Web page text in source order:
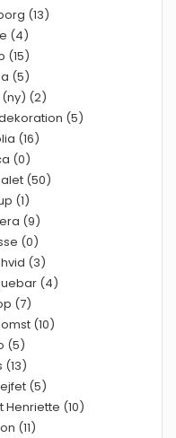
(13)
(4)
(15)
(5)
(ny) (2)
(5)
(16)
(0)
(50)
(1)
(9)
(0)
(3)
(4)
(7)
(10)
(5)
(13)
(5)
Henriette (10)
(11)